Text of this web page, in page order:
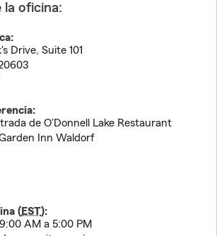
la oficina:
Drive, Suite 101
de O'Donnell Lake Restaurant
Inn Waldorf
(EST):
AM a 5:00 PM